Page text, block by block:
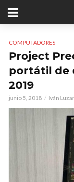
COMPUTADORES
Project
portátil de
2019
junio 5, 2018 Iván